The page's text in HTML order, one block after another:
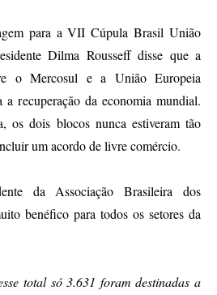
para a VII Cúpula Brasil União
Dilma Rousseff disse que a
o Mercosul e a União Europeia
a recuperação da economia mundial.
os dois blocos nunca estiveram tão
um acordo de livre comércio.
da Associação Brasileira dos
benéfico para todos os setores da
total só 3.631 foram destinadas a